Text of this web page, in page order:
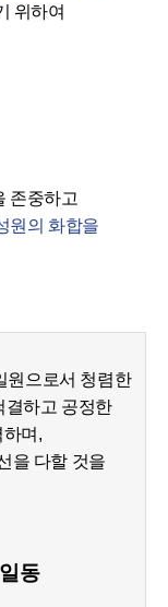
위하여
존중하고
원의 화합을
원으로서 청렴한
결하고 공정한
며,
을 다할 것을
동